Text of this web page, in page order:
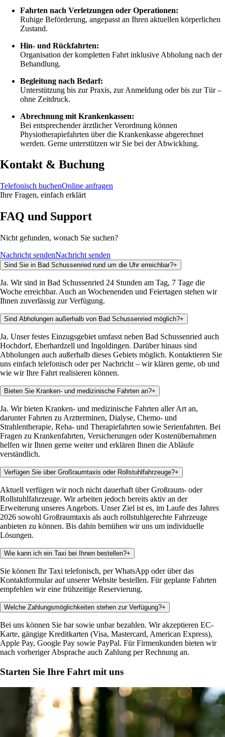
Fahrten nach Verletzungen oder Operationen:
Ruhige Beförderung, angepasst an Ihren aktuellen körperlichen
Zustand.
Hin- und Rückfahrten:
Organisation der kompletten Fahrt inklusive Abholung nach der
Behandlung.
Begleitung nach Bedarf:
Unterstützung bis zur Praxis, zur Anmeldung oder bis zur Tür –
ohne Zeitdruck.
Abrechnung mit Krankenkassen:
Bei entsprechender ärztlicher Verordnung können
Physiotherapiefahrten über die Krankenkasse abgerechnet
werden. Gerne unterstützen wir Sie bei der Abwicklung.
Kontakt & Buchung
Telefonisch buchenOnline anfragen
Ihre Fragen, einfach erklärt
FAQ und Support
Nicht gefunden, wonach Sie suchen?
Nachricht sendenNachricht senden
Sind Sie in Bad Schussenried rund um die Uhr erreichbar?+
Ja. Wir sind in Bad Schussenried 24 Stunden am Tag, 7 Tage die
Woche erreichbar. Auch an Wochenenden und Feiertagen stehen wir
Ihnen zuverlässig zur Verfügung.
Sind Abholungen außerhalb von Bad Schussenried möglich?+
Ja. Unser festes Einzugsgebiet umfasst neben Bad Schussenried auch
Hochdorf, Eberhardzell und Ingoldingen. Darüber hinaus sind
Abholungen auch außerhalb dieses Gebiets möglich. Kontaktieren Sie
uns einfach telefonisch oder per Nachricht – wir klären gerne, ob und
wie wir Ihre Fahrt realisieren können.
Bieten Sie Kranken- und medizinische Fahrten an?+
Ja. Wir bieten Kranken- und medizinische Fahrten aller Art an,
darunter Fahrten zu Arztterminen, Dialyse, Chemo- und
Strahlentherapie, Reha- und Therapiefahrten sowie Serienfahrten. Bei
Fragen zu Krankenfahrten, Versicherungen oder Kostenübernahmen
helfen wir Ihnen gerne weiter und erklären Ihnen die Abläufe
verständlich.
Verfügen Sie über Großraumtaxis oder Rollstuhlfahrzeuge?+
Aktuell verfügen wir noch nicht dauerhaft über Großraum- oder
Rollstuhlfahrzeuge. Wir arbeiten jedoch bereits aktiv an der
Erweiterung unseres Angebots. Unser Ziel ist es, im Laufe des Jahres
2026 sowohl Großraumtaxis als auch rollstuhlgerechte Fahrzeuge
anbieten zu können. Bis dahin bemühen wir uns um individuelle
Lösungen.
Wie kann ich ein Taxi bei Ihnen bestellen?+
Sie können Ihr Taxi telefonisch, per WhatsApp oder über das
Kontaktformular auf unserer Website bestellen. Für geplante Fahrten
empfehlen wir eine frühzeitige Reservierung.
Welche Zahlungsmöglichkeiten stehen zur Verfügung?+
Bei uns können Sie bar sowie unbar bezahlen. Wir akzeptieren EC-
Karte, gängige Kreditkarten (Visa, Mastercard, American Express),
Apple Pay, Google Pay sowie PayPal. Für Firmenkunden bieten wir
nach vorheriger Absprache auch Zahlung per Rechnung an.
Starten Sie Ihre Fahrt mit uns